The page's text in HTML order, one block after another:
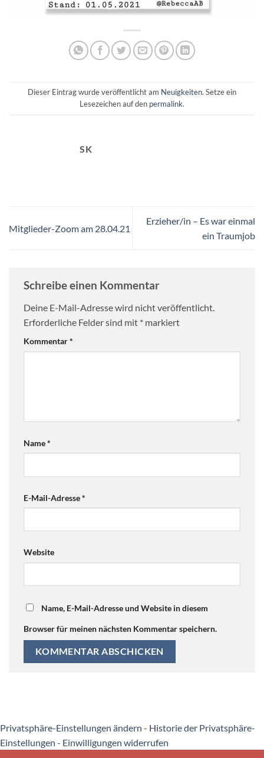
Dieser Eintrag wurde veröffentlicht am Neuigkeiten. Setze ein
Lesezeichen auf den permalink.
SK
Mitglieder-Zoom am 28.04.21
Erzieher/in – Es war einmal
ein Traumjob
Schreibe einen Kommentar
Deine E-Mail-Adresse wird nicht veröffentlicht.
Erforderliche Felder sind mit * markiert
Kommentar*
Name*
E-Mail-Adresse*
Website
Name, E-Mail-Adresse und Website in diesem
Browser für meinen nächsten Kommentar speichern.
Privatsphäre-Einstellungen ändern - Historie der Privatsphäre-
Einstellungen - Einwilligungen widerrufen